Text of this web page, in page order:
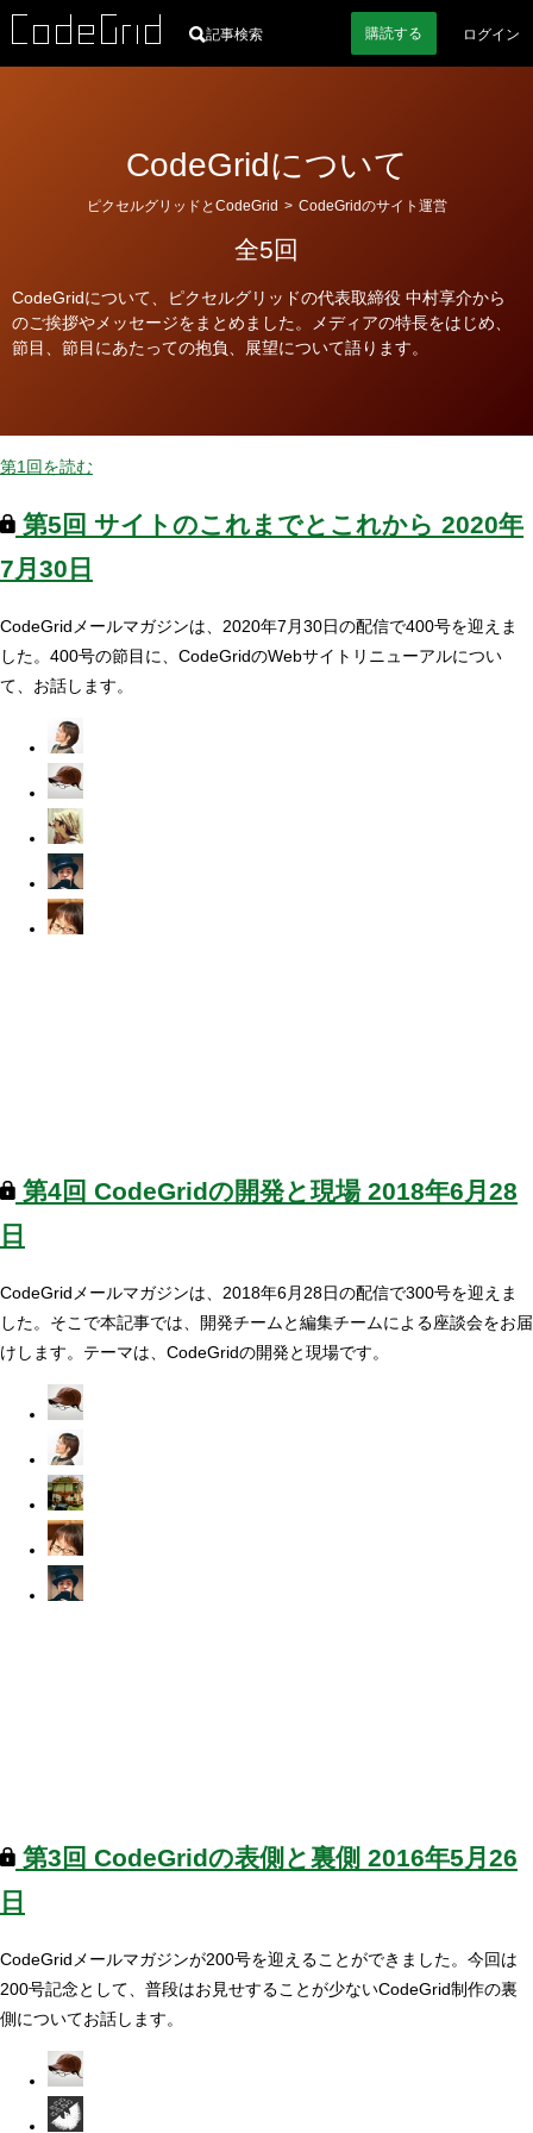
記事検索 購読する ログイン
CodeGridについて
ー
ピクセルグリッドとCodeGrid > CodeGridのサイト運営
全5回
CodeGridについて、ピクセルグリッドの代表取締役 中村享介から
のご挨拶やメッセージをまとめました。メディアの特長をはじめ、
節目、節目にあたっての抱負、展望について語ります。
第1回を読む
第5回 サイトのこれまでとこれから 2020年
7月30日
CodeGridメールマガジンは、2020年7月30日の配信で400号を迎えま
した。400号の節目に、CodeGridのWebサイトリニューアルについ
て、お話します。
第4回 CodeGridの開発と現場 2018年6月28
日
CodeGridメールマガジンは、2018年6月28日の配信で300号を迎えま
した。そこで本記事では、開発チームと編集チームによる座談会をお届
けします。テーマは、CodeGridの開発と現場です。
第3回 CodeGridの表側と裏側 2016年5月26
日
CodeGridメールマガジンが200号を迎えることができました。今回は
200号記念として、普段はお見せすることが少ないCodeGrid制作の裏
側についてお話します。